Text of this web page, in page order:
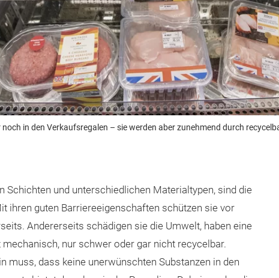
in den Verkaufsregalen – sie werden aber zunehmend durch
und unterschiedlichen Materialtypen, sind die
ihren guten Barriereeigenschaften schützen sie vor
Andererseits schädigen sie die Umwelt, haben eine
nur schwer oder gar nicht recycelbar.
muss, dass keine unerwünschten Substanzen in den